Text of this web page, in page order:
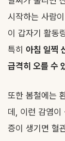
시작하는 사람
이 갑자기 활동
특히 아침 일찍
급격히 오를 수
또한 봄철에는
데, 이런 감염이
증이 생기면 혈